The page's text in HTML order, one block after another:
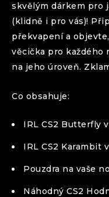
skvělým dárkem pro
(klidně i pro vás)!
překvapení a
věcička pro každého
na jeho úroveň.
Co obsahuje:
IRL CS2 Butterfly
IRL CS2 Karambit
Pouzdra na vaše
Náhodný CS2